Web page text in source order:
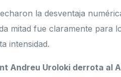
la desventaja
mitad fue claramente para
intensidad.
Andreu Uroloki derrota al